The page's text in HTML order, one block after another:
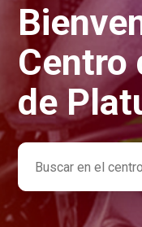
Búsqueda
Centro
de